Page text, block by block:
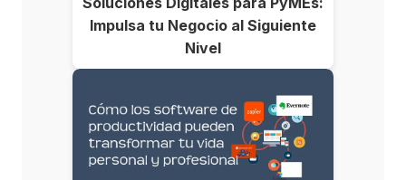
Impulsa tu Negocio al Siguiente
Nivel